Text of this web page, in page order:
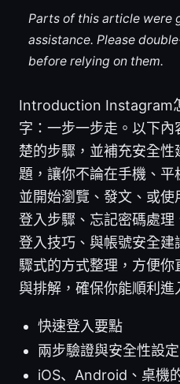
Parts of this article were
assistance. Please
before relying on them.
Introduction Instagram
字：一步一步走。以下
楚的步驟，並補充安全
題，讓你不論在手機、平
並開始瀏覽、發文、或
登入步驟、忘記密碼處
登入技巧、與帳號安全
驟式的方式整理，方便
與排解，確保你能順利進
快速登入要點
兩步驗證與安全性設定
iOS、Android、桌機